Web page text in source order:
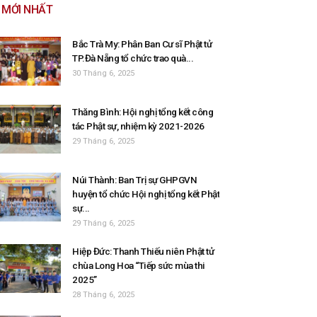
MỚI NHẤT
Bắc Trà My: Phân Ban Cư sĩ Phật tử
TP.Đà Nẵng tổ chức trao quà...
30 Tháng 6, 2025
Thăng Bình: Hội nghị tổng kết công
tác Phật sự, nhiệm kỳ 2021-2026
29 Tháng 6, 2025
Núi Thành: Ban Trị sự GHPGVN
huyện tổ chức Hội nghị tổng kết Phật
sự...
29 Tháng 6, 2025
Hiệp Đức: Thanh Thiếu niên Phật tử
chùa Long Hoa “Tiếp sức mùa thi
2025”
28 Tháng 6, 2025